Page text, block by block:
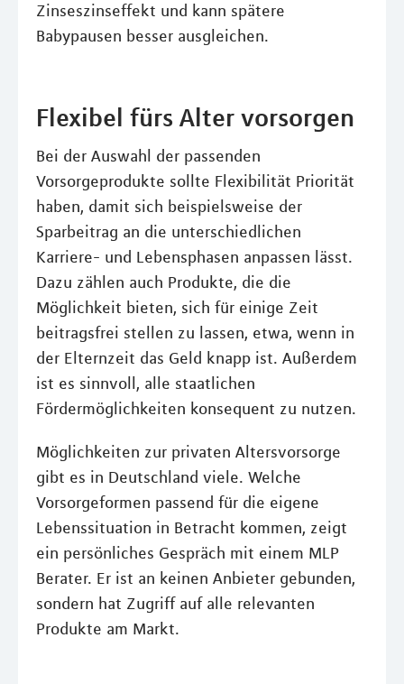
Zinseszinseffekt und kann spätere
Babypausen besser ausgleichen.
Flexibel fürs Alter vorsorgen
Bei der Auswahl der passenden
Vorsorgeprodukte sollte Flexibilität Priorität
haben, damit sich beispielsweise der
Sparbeitrag an die unterschiedlichen
Karriere- und Lebensphasen anpassen lässt.
Dazu zählen auch Produkte, die die
Möglichkeit bieten, sich für einige Zeit
beitragsfrei stellen zu lassen, etwa, wenn in
der Elternzeit das Geld knapp ist. Außerdem
ist es sinnvoll, alle staatlichen
Fördermöglichkeiten konsequent zu nutzen.
Möglichkeiten zur privaten Altersvorsorge
gibt es in Deutschland viele. Welche
Vorsorgeformen passend für die eigene
Lebenssituation in Betracht kommen, zeigt
ein persönliches Gespräch mit einem MLP
Berater. Er ist an keinen Anbieter gebunden,
sondern hat Zugriff auf alle relevanten
Produkte am Markt.